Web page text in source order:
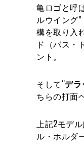
亀ロゴと呼
ルウイング
構を取り入
ド（バス・
ント。
そして“デラ
ちらの打面
上記2モデ
ル・ホルダ